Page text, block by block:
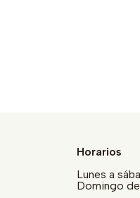
Horarios
Lunes a
Domingo de